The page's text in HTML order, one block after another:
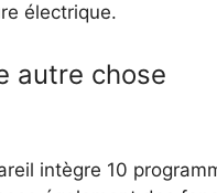
électrique.
autre chose
intègre 10